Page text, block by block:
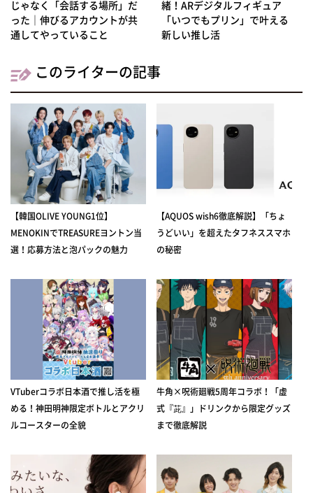
じゃなく「会話する場所」だ
った｜伸びるアカウントが共
通してやっていること
緒！ARデジタルフィギュア
「いつでもプリン」で叶える
新しい推し活
このライターの記事
【韓国OLIVE YOUNG1位】
MENOKINでTREASUREヨントン当
選！応募方法と泡パックの魅力
【AQUOS wish6徹底解説】「ちょ
うどいい」を超えたタフネススマホ
の秘密
VTuberコラボ日本酒で推し活を極
める！神田明神限定ボトルとアクリ
ルコースターの全貌
牛角×呪術廻戦5周年コラボ！「虚
式『茈』」ドリンクから限定グッズ
まで徹底解説